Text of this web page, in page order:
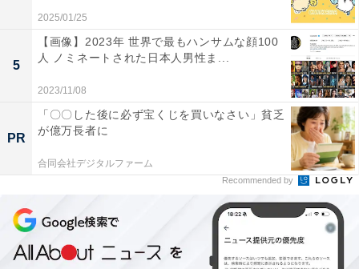
ちいかわ なんか小さくてかわいいやつ（１） (モーニン
グコミックス)
次ページ
アイス選び中のラッコとモモンガ
2025/01/25
5
【画像】2023年 世界で最もハンサムな顔100
人 ノミネートされた日本人男性ま...
2023/11/08
PR
「〇〇した後に必ず宝くじを買いなさい」貧乏
が億万長者に
合同会社デジタルファーム
Recommended by